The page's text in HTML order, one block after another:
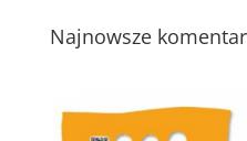
Najnowsze